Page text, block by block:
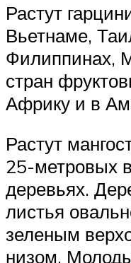
Растут
Вьетнаме,
Филиппинах,
стран
Африку и в
Растут
25-метровых
деревьях.
листья
зеленым
низом.